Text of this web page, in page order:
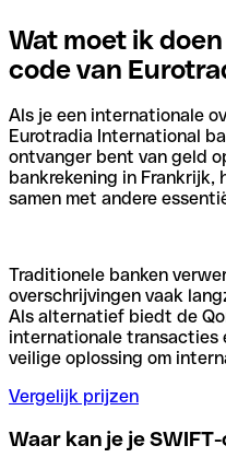
Wat moet ik
code van
Als je een internationale
Eurotradia International
ontvanger bent van geld
bankrekening in Frankrijk,
samen met andere
Traditionele banken
overschrijvingen vaak
Als alternatief biedt de
internationale transacties
veilige oplossing om
Vergelijk prijzen
Waar kan je je